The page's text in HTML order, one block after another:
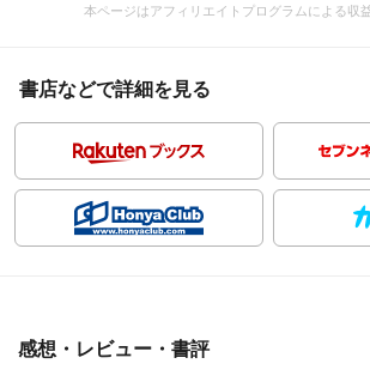
本ページはアフィリエイトプログラムによる収
書店などで詳細を見る
感想・レビュー・書評